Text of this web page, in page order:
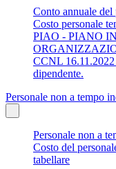
Conto annuale del
Costo personale
PIAO - PIANO
CCNL 16.11.2022
dipendente.
Personale non a tempo
Personale non a
Costo del
tabellare